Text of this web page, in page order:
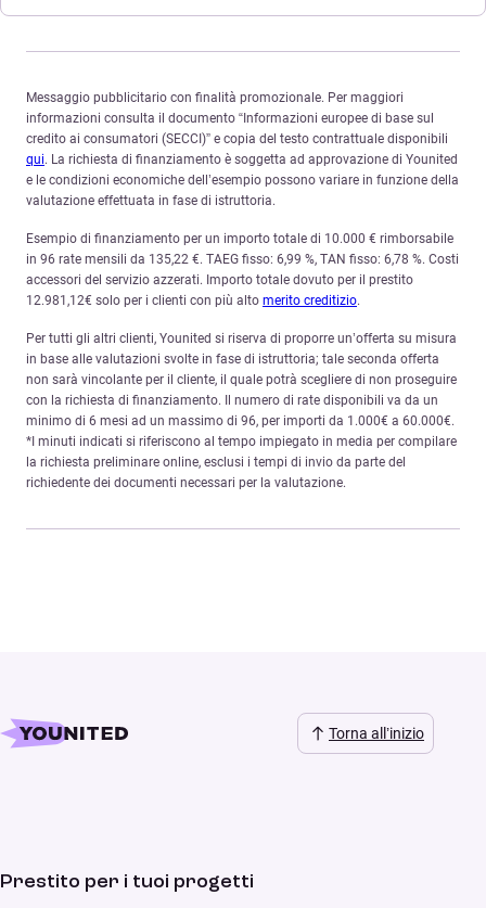
Messaggio pubblicitario con finalità promozionale. Per maggiori
informazioni consulta il documento “Informazioni europee di base sul
credito ai consumatori (SECCI)” e copia del testo contrattuale disponibili
qui. La richiesta di finanziamento è soggetta ad approvazione di Younited
e le condizioni economiche dell’esempio possono variare in funzione della
valutazione effettuata in fase di istruttoria.
Esempio di finanziamento per un importo totale di 10.000 € rimborsabile
in 96 rate mensili da 135,22 €. TAEG fisso: 6,99 %, TAN fisso: 6,78 %. Costi
accessori del servizio azzerati. Importo totale dovuto per il prestito
12.981,12€ solo per i clienti con più alto merito creditizio.
Per tutti gli altri clienti, Younited si riserva di proporre un’offerta su misura
in base alle valutazioni svolte in fase di istruttoria; tale seconda offerta
non sarà vincolante per il cliente, il quale potrà scegliere di non proseguire
con la richiesta di finanziamento. Il numero di rate disponibili va da un
minimo di 6 mesi ad un massimo di 96, per importi da 1.000€ a 60.000€.
*I minuti indicati si riferiscono al tempo impiegato in media per compilare
la richiesta preliminare online, esclusi i tempi di invio da parte del
richiedente dei documenti necessari per la valutazione.
Torna all’inizio
Prestito per i tuoi progetti